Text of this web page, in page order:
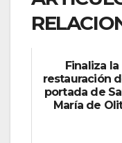
Finaliza la
restauración
portada de
María de